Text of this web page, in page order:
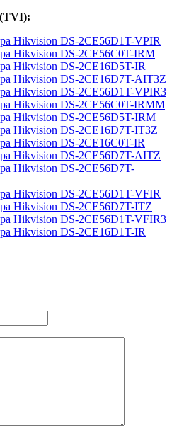
Hikvision DS-2CE56D1T-VPIR
Hikvision DS-2CE56C0T-IRM
Hikvision DS-2CE16D5T-IR
Hikvision DS-2CE16D7T-AIT3Z
Hikvision DS-2CE56D1T-VPIR3
Hikvision DS-2CE56C0T-IRMM
Hikvision DS-2CE56D5T-IRM
Hikvision DS-2CE16D7T-IT3Z
Hikvision DS-2CE16C0T-IR
Hikvision DS-2CE56D7T-AITZ
Hikvision DS-2CE56D7T-
Hikvision DS-2CE56D1T-VFIR
Hikvision DS-2CE56D7T-ITZ
Hikvision DS-2CE56D1T-VFIR3
Hikvision DS-2CE16D1T-IR